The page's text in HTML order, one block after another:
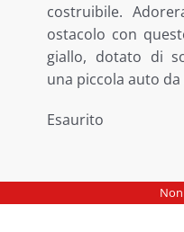
costruibile.
ostacolo con
giallo, dotato di
una piccola auto
Esaurito